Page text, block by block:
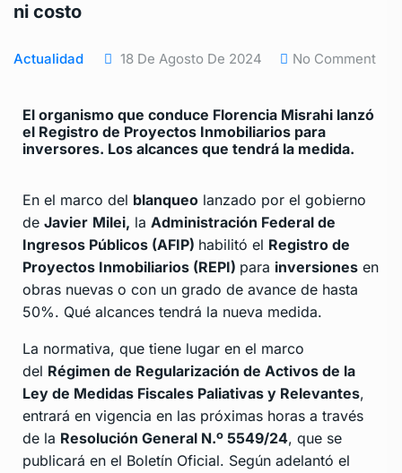
ni costo
Actualidad 18 De Agosto De 2024 No Comment
El organismo que conduce Florencia Misrahi lanzó
el Registro de Proyectos Inmobiliarios para
inversores. Los alcances que tendrá la medida.
En el marco del blanqueo lanzado por el gobierno
de Javier Milei, la Administración Federal de
Ingresos Públicos (AFIP) habilitó el Registro de
Proyectos Inmobiliarios (REPI) para inversiones en
obras nuevas o con un grado de avance de hasta
50%. Qué alcances tendrá la nueva medida.
La normativa, que tiene lugar en el marco
del Régimen de Regularización de Activos de la
Ley de Medidas Fiscales Paliativas y Relevantes,
entrará en vigencia en las próximas horas a través
de la Resolución General N.º 5549/24, que se
publicará en el Boletín Oficial. Según adelantó el